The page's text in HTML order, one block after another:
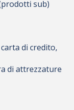
sub)
di credito,
di attrezzature